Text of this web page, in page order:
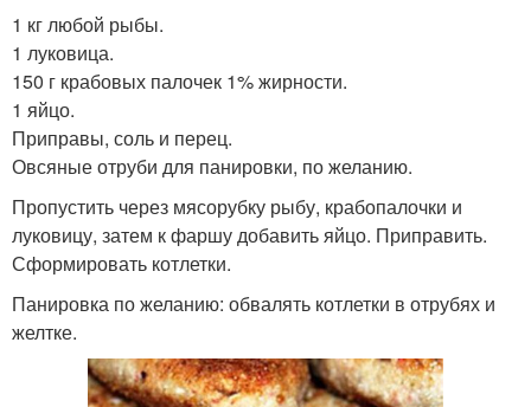
1 кг любой рыбы.
1 луковица.
150 г крабовых палочек 1% жирности.
1 яйцо.
Приправы, соль и перец.
Овсяные отруби для панировки, по желанию.
Пропустить через мясорубку рыбу, крабопалочки и
луковицу, затем к фаршу добавить яйцо. Приправить.
Сформировать котлетки.
Панировка по желанию: обвалять котлетки в отрубях и
желтке.